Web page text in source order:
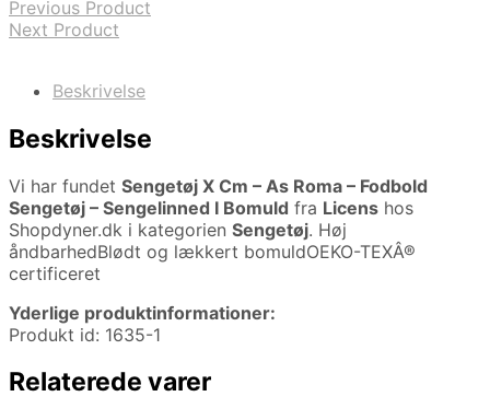
Previous Product
Next Product
Beskrivelse
Beskrivelse
Vi har fundet Sengetøj X Cm – As Roma – Fodbold
Sengetøj – Sengelinned I Bomuld fra Licens hos
Shopdyner.dk i kategorien Sengetøj. Høj
åndbarhedBlødt og lækkert bomuldOEKO-TEXÂ®
certificeret
Yderlige produktinformationer:
Produkt id: 1635-1
Relaterede varer